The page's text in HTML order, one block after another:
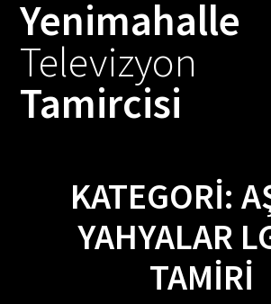
Skip
to
Yenimahalle
Televizyon
Tamircisi
KATEGORI:
YAHYALAR
TAMIRI